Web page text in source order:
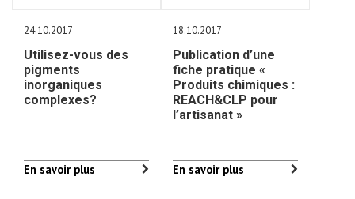
24.10.2017
Utilisez-vous des
pigments
inorganiques
complexes?
En savoir plus
18.10.2017
Publication d’une
fiche pratique «
Produits chimiques :
REACH&CLP pour
l’artisanat »
En savoir plus